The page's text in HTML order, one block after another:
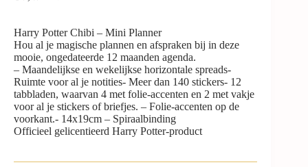
Harry Potter Chibi – Mini Planner
Hou al je magische plannen en afspraken bij in deze
mooie, ongedateerde 12 maanden agenda.
– Maandelijkse en wekelijkse horizontale spreads-
Ruimte voor al je notities- Meer dan 140 stickers- 12
tabbladen, waarvan 4 met folie-accenten en 2 met vakje
voor al je stickers of briefjes. – Folie-accenten op de
voorkant.- 14x19cm – Spiraalbinding
Officieel gelicentieerd Harry Potter-product